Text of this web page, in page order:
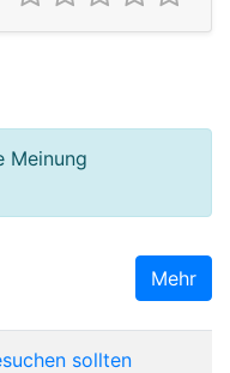
Meinung
Mehr
sollten